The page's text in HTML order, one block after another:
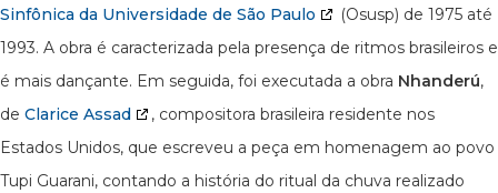
Sinfônica da Universidade de São Paulo
(Osusp) de 1975 até
1993. A obra é caracterizada pela presença de ritmos brasileiros e
é mais dançante. Em seguida, foi executada a obra Nhanderú,
de Clarice Assad
, compositora brasileira residente nos
Estados Unidos, que escreveu a peça em homenagem ao povo
Tupi Guarani, contando a história do ritual da chuva realizado